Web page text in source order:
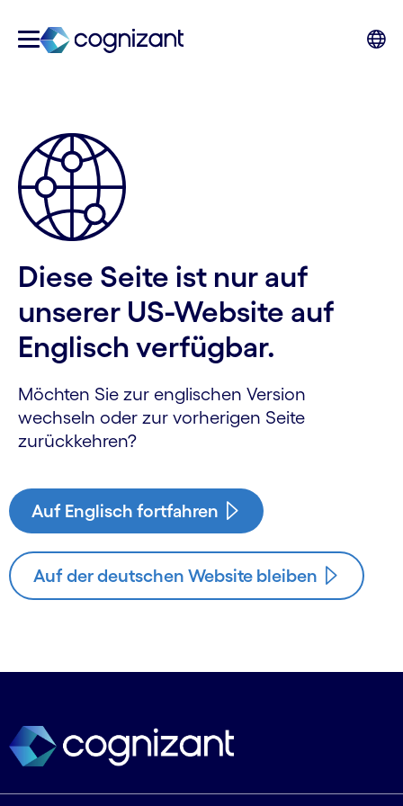
Diese Seite ist nur auf
unserer US-Website auf
Englisch verfügbar.
Möchten Sie zur englischen Version
wechseln oder zur vorherigen Seite
zurückkehren?
Auf Englisch fortfahren
Auf der deutschen Website bleiben